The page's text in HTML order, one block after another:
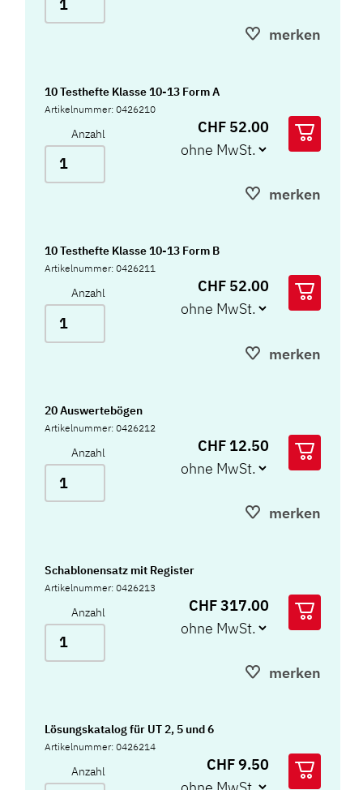
merken
10 Testhefte Klasse 10-13 Form A
Artikelnummer: 0426210
Anzahl CHF 52.00
merken
10 Testhefte Klasse 10-13 Form B
Artikelnummer: 0426211
Anzahl CHF 52.00
merken
20 Auswertebögen
Artikelnummer: 0426212
Anzahl CHF 12.50
merken
Schablonensatz mit Register
Artikelnummer: 0426213
Anzahl CHF 317.00
merken
Lösungskatalog für UT 2, 5 und 6
Artikelnummer: 0426214
Anzahl CHF 9.50